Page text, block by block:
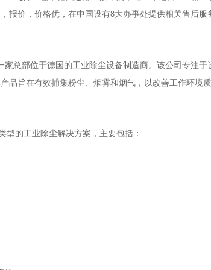
报价，价格优，在中国设有8大办事处提供相关售后服
家总部位于德国的工业除尘设备制造商。该公司专注
品旨在有效捕集粉尘、烟雾和烟气，以改善工作环境
型的工业除尘解决方案，主要包括：